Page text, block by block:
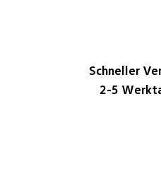
Schneller
2-5